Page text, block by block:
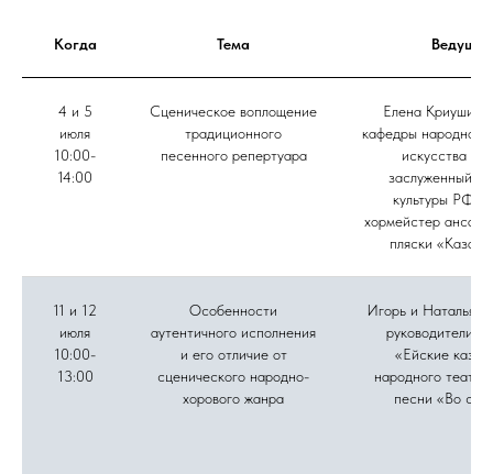
Когда Тема Ведущие
4 и 5
июля
10:00-
14:00
Сценическое воплощение
традиционного
песенного репертуара
Елена
кафедры народного
искусства
заслуженный
культуры РФ,
хормейстер
пляски
11 и 12
июля
10:00-
13:00
Особенности
аутентичного исполнения
и его отличие от
сценического народно-
хорового жанра
Игорь и Наталья
руководители
«Ейские
народного театра
песни «Во